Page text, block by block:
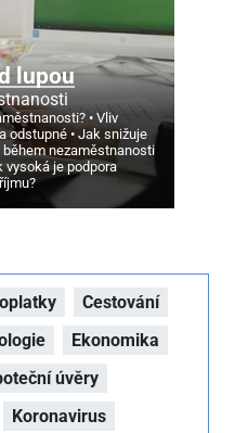
lupou
Vliv
odstupné
Jak snižuje
během nezaměstnanosti
vysoká je podpora
Cestování
Ekonomika
úvěry
Koronavirus